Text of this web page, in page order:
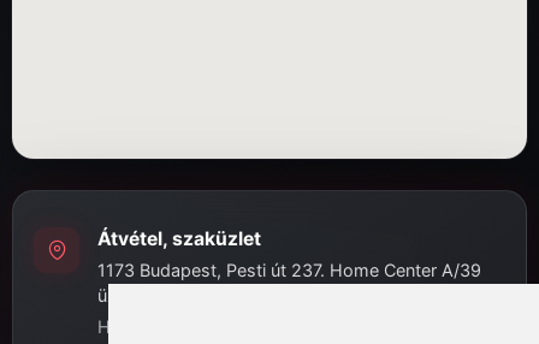
Átvétel, szaküzlet
1173 Budapest, Pesti út 237. Home Center A/39
üzlet
H-P: 8:00 - 16:30